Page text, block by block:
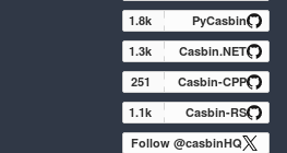
PyCasbin
1.8k
Casbin.NET
1.3k
Casbin-CPP
251
Casbin-RS
1.1k
Follow @casbinHQ